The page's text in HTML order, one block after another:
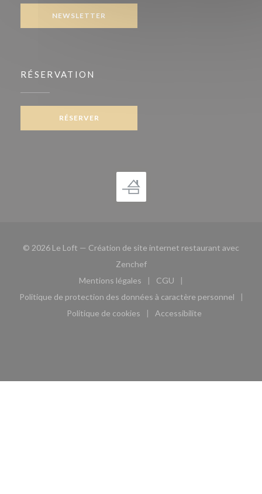
NEWSLETTER
RÉSERVATION
RÉSERVER
© 2026 Le Loft — Création de site internet restaurant avec
Zenchef((ouvre une nouvelle fenêtre))
Mentions légales
((ouvre une nouvelle fenêtre))
CGU
((ouvre une nouvelle
Politique de protection des données à caractère personnel
((ouvre une nouvelle fenêtre))
Politique de cookies
((ouvre une nouvelle fenêtre))
Accessibilite